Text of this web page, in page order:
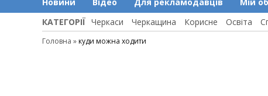
КАТЕГОРІЇ Черкаси Черкащина Корисне Освіта
Головна » куди можна ходити